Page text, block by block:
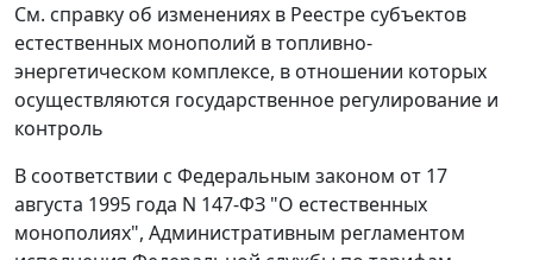
См. справку об изменениях в Реестре субъектов
естественных монополий в топливно-
энергетическом комплексе, в отношении которых
осуществляются государственное регулирование и
контроль
В соответствии с Федеральным законом от 17
августа 1995 года N 147-ФЗ "О естественных
монополиях", Административным регламентом